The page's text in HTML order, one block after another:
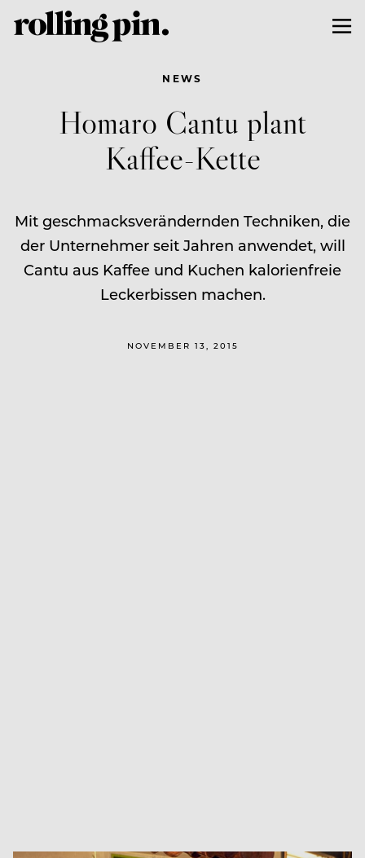
NEWS
Homaro Cantu plant
Kaffee-Kette
Mit geschmacksverändernden Techniken, die
der Unternehmer seit Jahren anwendet, will
Cantu aus Kaffee und Kuchen kalorienfreie
Leckerbissen machen.
NOVEMBER 13, 2015